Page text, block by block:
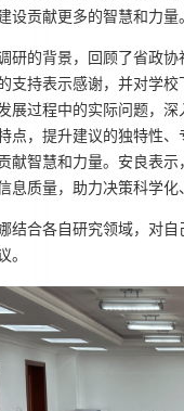
设贡献更多的智慧和力量。
研的背景，回顾了省政
支持表示感谢，并对学
展过程中的实际问题，
点，提升建议的独特性
献智慧和力量。安良表
息质量，助力决策科学化
结合各自研究领域，对
。